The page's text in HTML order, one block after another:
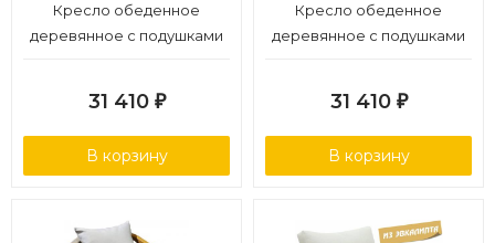
Кресло обеденное
деревянное с подушками
31 410 ₽
В корзину
Кресло обеденное
деревянное с подушками
31 410 ₽
В корзину